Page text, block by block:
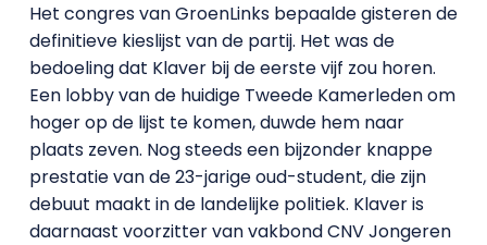
Het congres van GroenLinks bepaalde gisteren de
definitieve kieslijst van de partij. Het was de
bedoeling dat Klaver bij de eerste vijf zou horen.
Een lobby van de huidige Tweede Kamerleden om
hoger op de lijst te komen, duwde hem naar
plaats zeven. Nog steeds een bijzonder knappe
prestatie van de 23-jarige oud-student, die zijn
debuut maakt in de landelijke politiek. Klaver is
daarnaast voorzitter van vakbond CNV Jongeren